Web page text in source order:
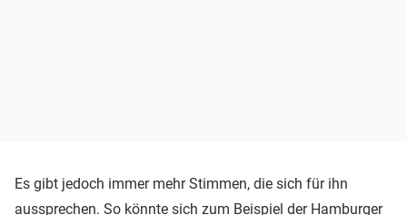
Es gibt jedoch immer mehr Stimmen, die sich für ihn
aussprechen. So könnte sich zum Beispiel der Hamburger